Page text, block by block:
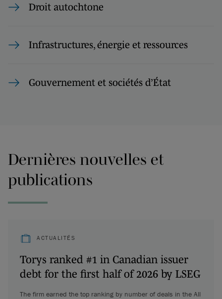
Droit autochtone
Infrastructures, énergie et ressources
Gouvernement et sociétés d’État
Dernières nouvelles et
publications
ACTUALITÉS
Torys ranked #1 in Canadian issuer
debt for the first half of 2026 by LSEG
The firm earned the top ranking by number of deals in the All